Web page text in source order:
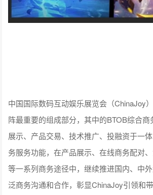
中国国际数码互动娱乐展览会（ChinaJoy
阵最重要的组成部分，其中的BTOB综合
展示、产品交易、技术推广、投融资于一
务服务功能，在产品展示、在线商务配对
等一系列商务途径中，继续推进国内、中
泛商务沟通和合作，彰显ChinaJoy引领和